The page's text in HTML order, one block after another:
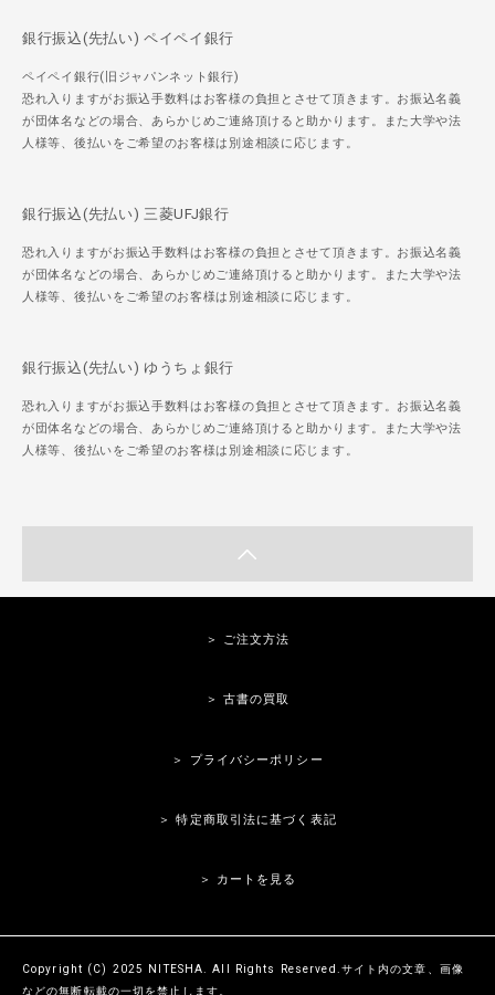
銀行振込(先払い) ペイペイ銀行
ペイペイ銀行(旧ジャパンネット銀行)
恐れ入りますがお振込手数料はお客様の負担とさせて頂きます。お振込名義
が団体名などの場合、あらかじめご連絡頂けると助かります。また大学や法
人様等、後払いをご希望のお客様は別途相談に応じます。
銀行振込(先払い) 三菱UFJ銀行
恐れ入りますがお振込手数料はお客様の負担とさせて頂きます。お振込名義
が団体名などの場合、あらかじめご連絡頂けると助かります。また大学や法
人様等、後払いをご希望のお客様は別途相談に応じます。
銀行振込(先払い) ゆうちょ銀行
恐れ入りますがお振込手数料はお客様の負担とさせて頂きます。お振込名義
が団体名などの場合、あらかじめご連絡頂けると助かります。また大学や法
人様等、後払いをご希望のお客様は別途相談に応じます。
＞ ご注文方法
＞ 古書の買取
＞ プライバシーポリシー
＞ 特定商取引法に基づく表記
＞ カートを見る
Copyright (C) 2025 NITESHA. All Rights Reserved.サイト内の文章、画像
などの無断転載の一切を禁止します。